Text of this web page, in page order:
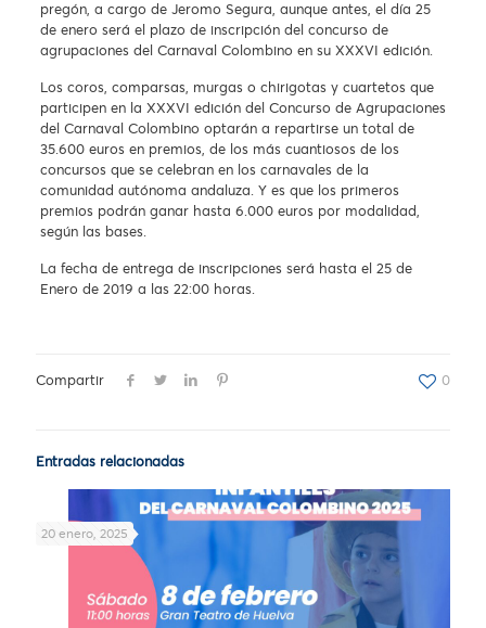
pregón, a cargo de Jeromo Segura, aunque antes, el día 25
de enero será el plazo de inscripción del concurso de
agrupaciones del Carnaval Colombino en su XXXVI edición.
Los coros, comparsas, murgas o chirigotas y cuartetos que
participen en la XXXVI edición del Concurso de Agrupaciones
del Carnaval Colombino optarán a repartirse un total de
35.600 euros en premios, de los más cuantiosos de los
concursos que se celebran en los carnavales de la
comunidad autónoma andaluza. Y es que los primeros
premios podrán ganar hasta 6.000 euros por modalidad,
según las bases.
La fecha de entrega de inscripciones será hasta el 25 de
Enero de 2019 a las 22:00 horas.
Compartir 0
Entradas relacionadas
20 enero, 2025